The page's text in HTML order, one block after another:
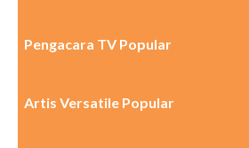
Pengacara TV Popular
Artis Versatile Popular